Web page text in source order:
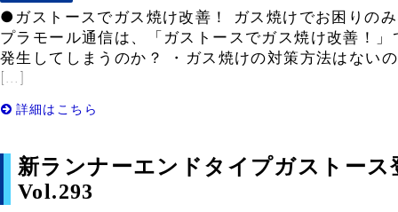
●ガストースでガス焼け改善！ ガス焼けでお困りの
プラモール通信は、「ガストースでガス焼け改善！
発生してしまうのか？ ・ガス焼けの対策方法はない
[…]
詳細はこちら
新ランナーエンドタイプガストース
Vol.293